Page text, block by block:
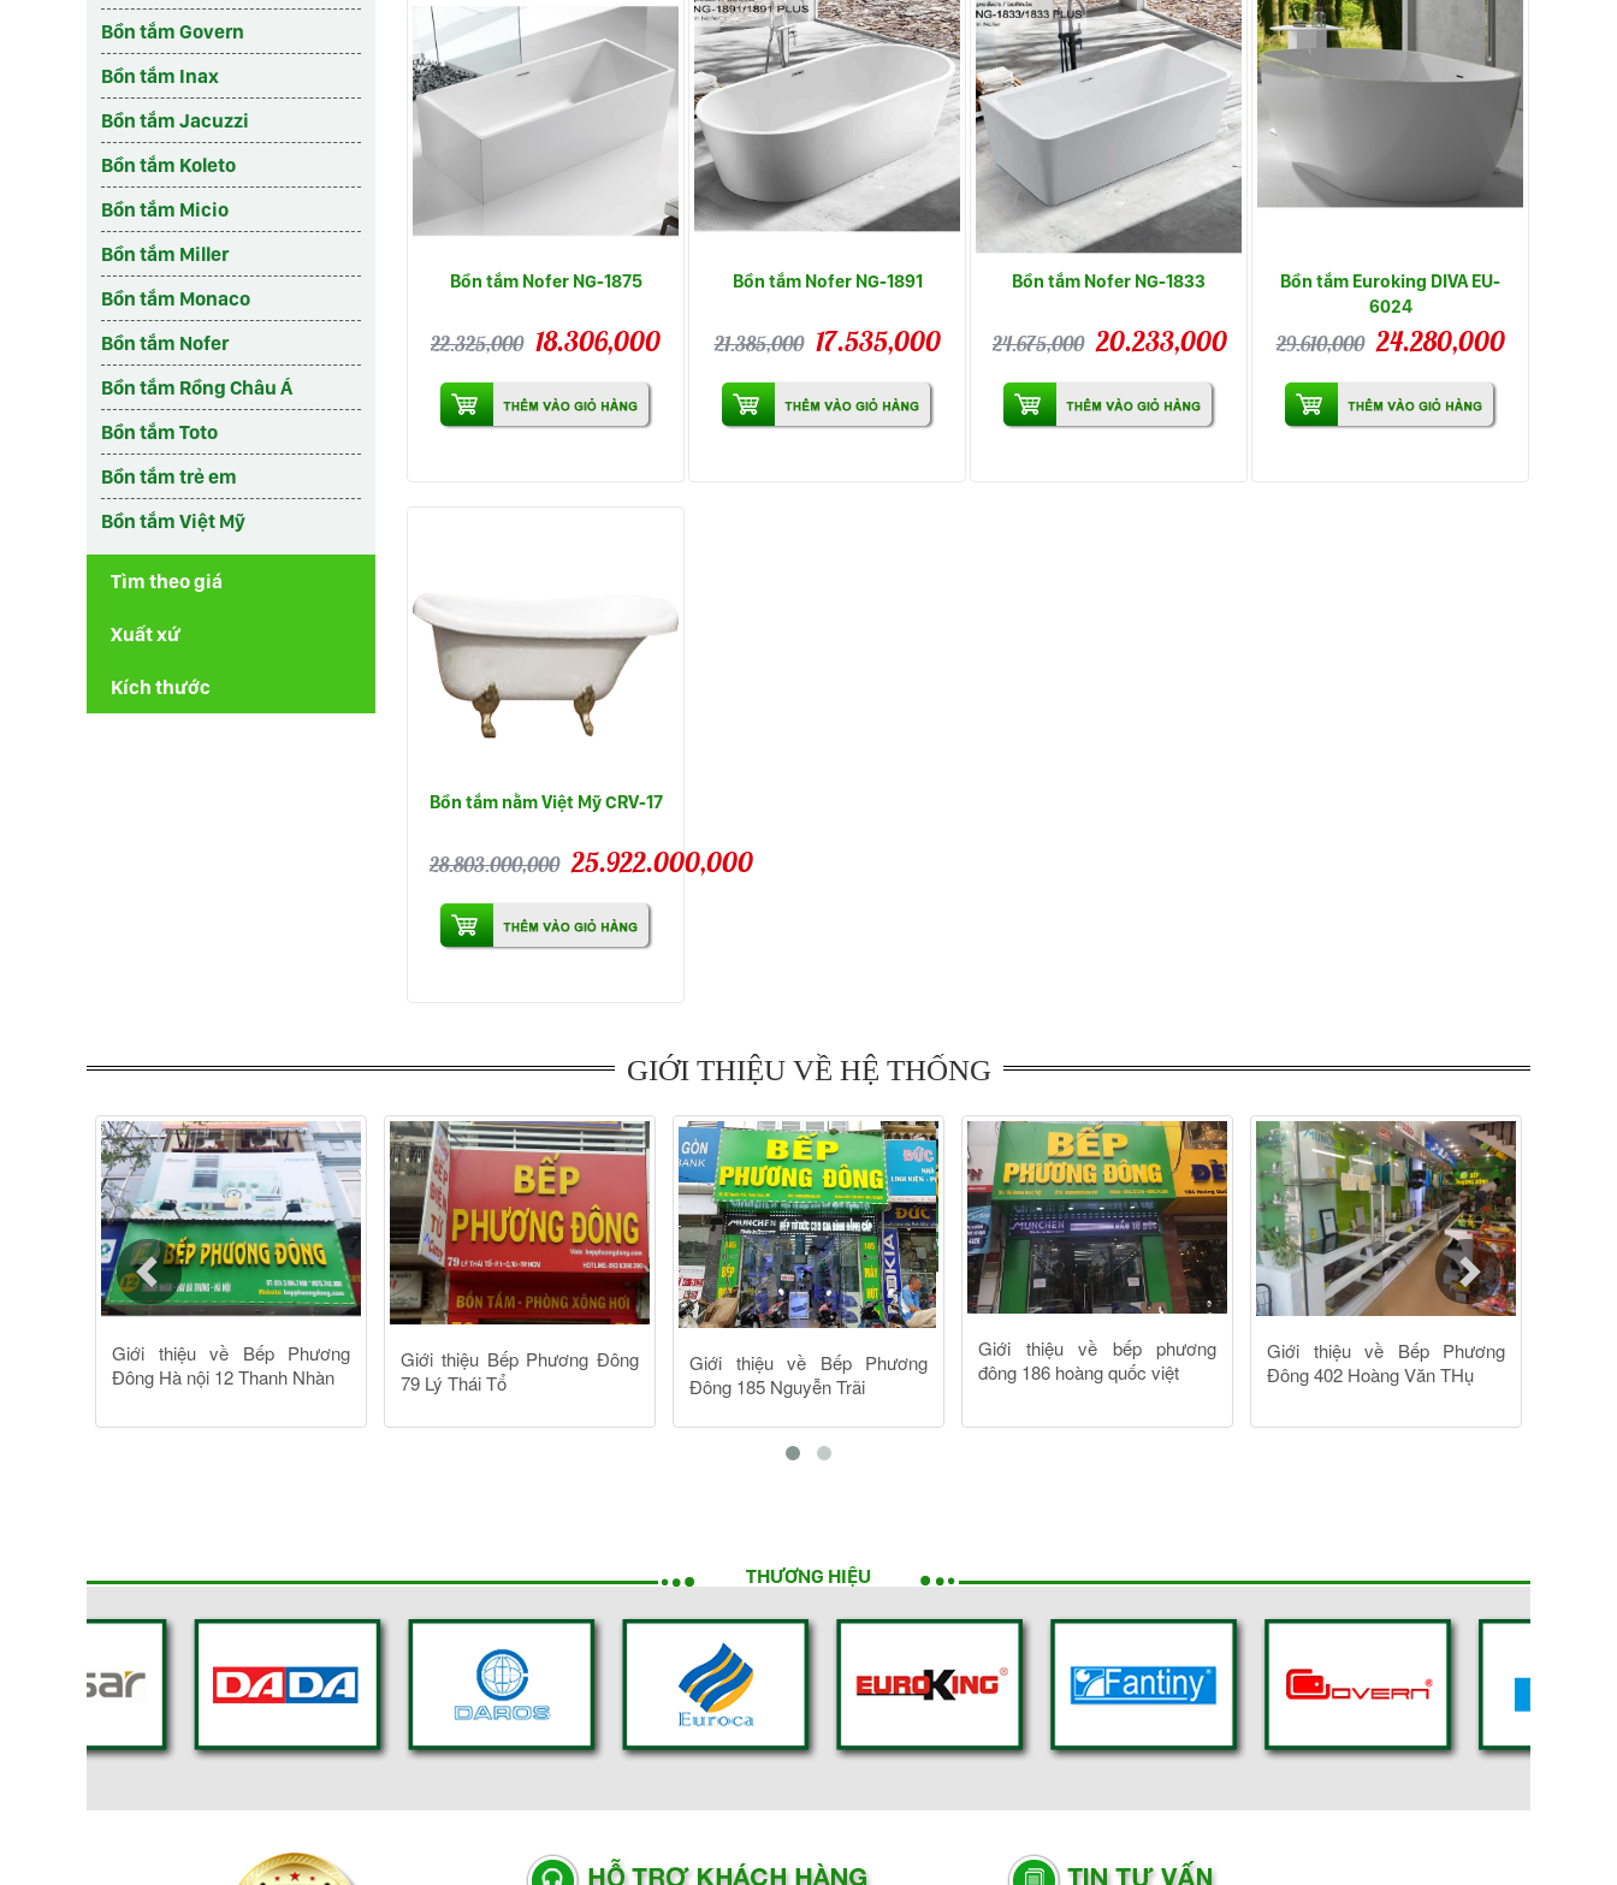
Bồn tắm Govern
Bồn tắm Inax
Bồn tắm Jacuzzi
Bồn tắm Koleto
Bồn tắm Micio
Bồn tắm Miller
Bồn tắm Monaco
Bồn tắm Nofer
Bồn tắm Rồng Châu Á
Bồn tắm Toto
Bồn tắm trẻ em
Bồn tắm Việt Mỹ
Tìm theo giá
Xuất xứ
Kích thước
Bồn tắm Nofer NG-1875
22.325,000 18.306,000
Bồn tắm Nofer NG-1891
21.385,000 17.535,000
Bồn tắm Nofer NG-1833
24.675,000 20.233,000
Bồn tắm Euroking DIVA EU-
6024
29.610,000 24.280,000
Bồn tắm nằm Việt Mỹ CRV-17
28.803.000,000 25.922.000,000
THƯƠNG HIỆU